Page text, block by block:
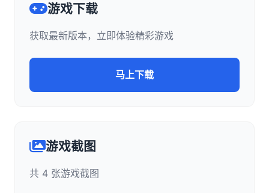
游戏下载
获取最新版本，立即体验精彩游戏
马上下载
游戏截图
共 4 张游戏截图